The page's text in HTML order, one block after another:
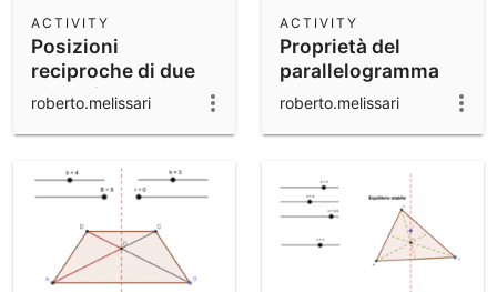
Community Resources
Get started with our Resources
Notes
App Downloads
Posizioni
reciproche di due
circonferenze
ACTIVITY
roberto.melissari
Proprietà del
parallelogramma
ACTIVITY
roberto.melissari